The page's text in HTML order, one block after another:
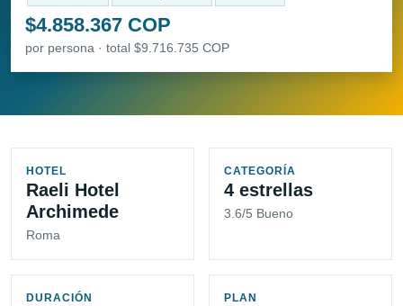
$4.858.367 COP
por persona · total $9.716.735 COP
HOTEL
Raeli Hotel
Archimede
Roma
CATEGORÍA
4 estrellas
3.6/5 Bueno
DURACIÓN PLAN